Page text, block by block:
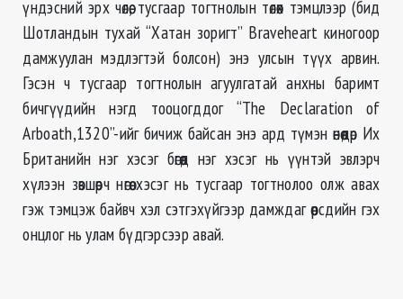
үндэсний эрх чөлөө, тусгаар тогтнолын төлөөх тэмцлээр (бид
Шотландын тухай “Хатан зоригт” Braveheart киногоор
дамжуулан мэдлэгтэй болсон) энэ улсын түүх арвин.
Гэсэн ч тусгаар тогтнолын агуулгатай анхны баримт
бичгүүдийн нэгд тооцогддог “The Declaration of
Arboath,1320”-ийг бичиж байсан энэ ард түмэн өнөөдөр Их
Британийн нэг хэсэг бөгөөд нэг хэсэг нь үүнтэй эвлэрч
хүлээн зөвшөөрч нөгөө хэсэг нь тусгаар тогтнолоо олж авах
гэж тэмцэж байвч хэл сэтгэхүйгээр дамждаг өөрсдийн гэх
онцлог нь улам бүдгэрсээр авай.